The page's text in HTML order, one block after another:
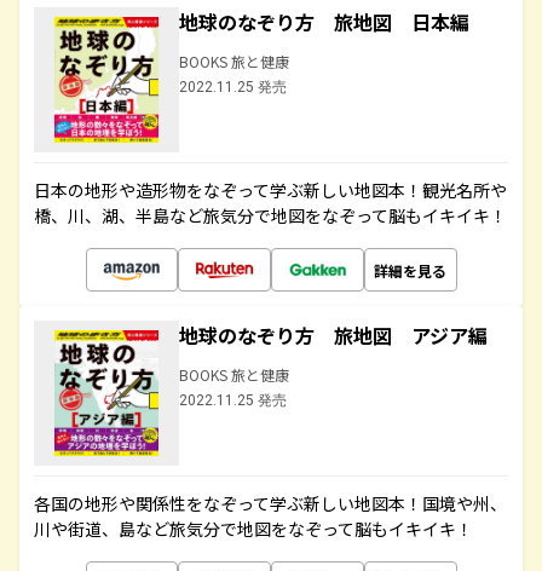
地球のなぞり方 旅地図 日本編
BOOKS 旅と健康
2022.11.25 発売
日本の地形や造形物をなぞって学ぶ新しい地図本！観光名所や
橋、川、湖、半島など旅気分で地図をなぞって脳もイキイキ！
詳細を見る
地球のなぞり方 旅地図 アジア編
BOOKS 旅と健康
2022.11.25 発売
各国の地形や関係性をなぞって学ぶ新しい地図本！国境や州、
川や街道、島など旅気分で地図をなぞって脳もイキイキ！